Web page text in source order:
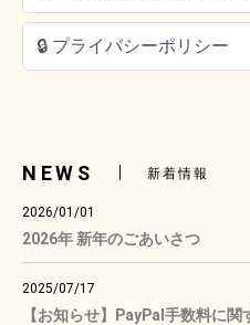
🔒 プライバシーポリシー
NEWS 新着情報
2026/01/01
2026年 新年のごあいさつ
2025/07/17
【お知らせ】PayPal手数料に